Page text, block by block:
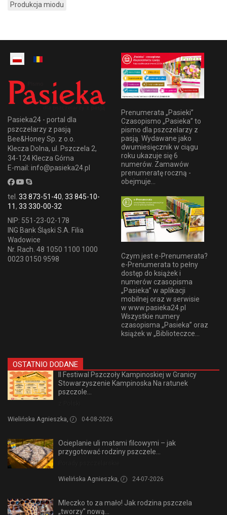
Produkcja miodu
Pasieka24 - portal dla
pszczelarzy z pasją
Bee&Honey Sp. z o.o.
Klecza Dolna, ul. Pszczela 2,
34-124 Klecza Górna
E-mail: info@pasieka24.pl
tel. 33 873-51-40, 33 845-10-
11, 33 330-00-32
NIP: 551-23-02-178
ING Bank Śląski S.A. Filia
Wadowice
Nr. Rach. 48 1050 1100 1000
0023 0150 9598
Prenumerata „Pasieki”
Czasopismo „Pasieka” to
pismo dla pszczelarzy z
pasją. Wydawane jako
dwumiesięcznik w ciągu
roku ukazuje się 6
numerów. Zamawów
prenumeratę roczną -
obejmuje...
Czym jest e-Prenumerata?
e-Prenumerata to pełny
dostęp do książek i
numerów czasopisma
„Pasieka” w aplikacji
mobilnej oraz w serwisie
w www.pasieka24.pl
Wszystkie numery
czasopisma „Pasieka” oraz
książek w „Biblioteczce...
OSTATNIO DODANE
II Festiwal Pszczoły Kampinoskiej w Granicy
Stowarzyszenie Kampinoska Na ratunek
pszczole...
Wielińska Agnieszka, 04-08-2026
Ocieplanie uli matami filcowymi – jak
przygotować rodziny pszczele...
Wielińska Agnieszka, 24-07-2026
Mleczko to za mało! Jak rodzina pszczela
„tworzy” nową...